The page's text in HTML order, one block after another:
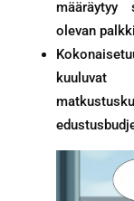
määräytyy
olevan